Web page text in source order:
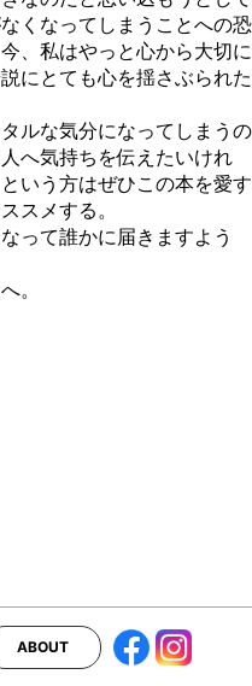
くなってしまうことへの恐
、私はやっと心から大切に
にとても心を揺さぶられた
ルな気分になってしまうの
へ気持ちを伝えたいけれ
いう方はぜひこの本を愛す
スメする。
って誰かに届きますよう
。
ABOUT